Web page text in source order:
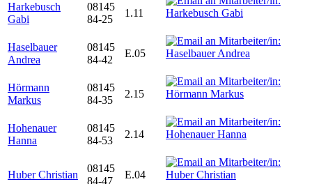
Harkebusch
Gabi
08145
84-25
1.11
Haselbauer
Andrea
08145
84-42
E.05
Hörmann
Markus
08145
84-35
2.15
Hohenauer
Hanna
08145
84-53
2.14
Huber Christian
08145
84-47
E.04